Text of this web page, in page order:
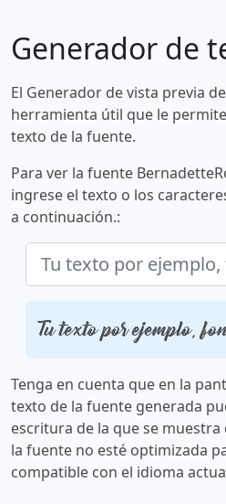
Generador de
El Generador de vista previa
herramienta útil que le
texto de la fuente.
Para ver la fuente
ingrese el texto o los
a continuación.:
Tu texto por ejemplo,
Tenga en cuenta que en la
texto de la fuente generada
escritura de la que se muestra
la fuente no esté optimizada
compatible con el idioma